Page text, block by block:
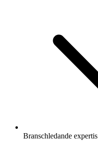
Branschledande expertis